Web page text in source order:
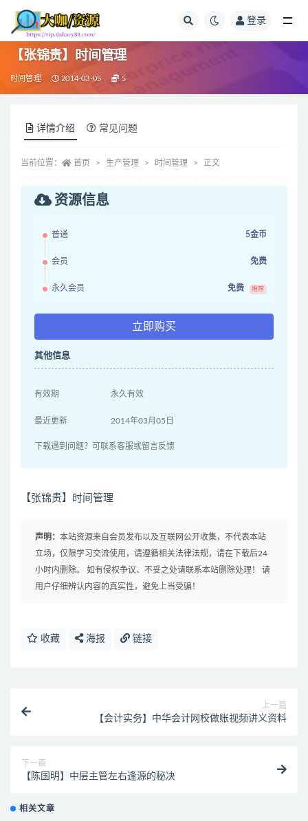
登录
【张锦贵】时间管理
时间管理 2014-03-05 5
详情介绍 常见问题
当前位置： 首页 生产管理 时间管理 正文
资源信息
普通 5金币
会员 免费
永久会员 免费 推荐
立即购买
其他信息
有效期 永久有效
最近更新 2014年03月05日
下载遇到问题？可联系客服或留言反馈
【张锦贵】时间管理
声明： 本站资源来自会员发布以及互联网公开收集，不代表本站
立场，仅限学习交流使用，请遵循相关法律法规，请在下载后24
小时内删除。 如有侵权争议、不妥之处请联系本站删除处理！ 请
用户仔细辨认内容的真实性，避免上当受骗！
收藏 海报 链接
上一篇
【会计实务】中华会计网校做账视频讲义资料
下一篇
【陈国明】中层主管左右逢源的秘决
相关文章
全部